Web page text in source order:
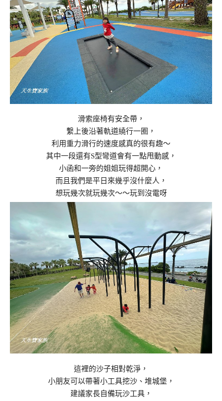
滑索座椅有安全帶，
繫上後沿著軌道繞行一圈，
利用重力滑行的速度感真的很有趣～
其中一段還有S型彎道會有一點甩動感，
小函和一旁的姐姐玩得超開心，
而且我們是平日來幾乎沒什麼人，
想玩幾次就玩幾次～～玩到沒電呀
這裡的沙子相對乾淨，
小朋友可以帶著小工具挖沙、堆城堡，
建議家長自備玩沙工具，